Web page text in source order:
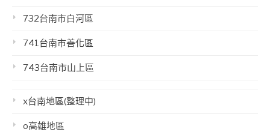
732台南市白河區
741台南市善化區
743台南市山上區
x台南地區(整理中)
o高雄地區